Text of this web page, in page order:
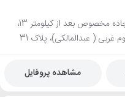
تهران، منطقه 21، محله چیتگر شمالی، جاده مخصوص بعد از کیلومتر 13،
غربی ( عبدالمالکی)، پلاک 31
مشاهده پروفایل